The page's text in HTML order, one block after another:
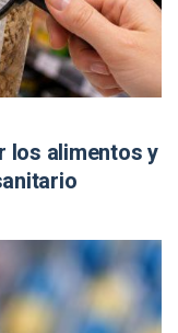
los alimentos y